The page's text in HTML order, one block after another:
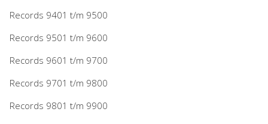
Records 9401 t/m 9500
Records 9501 t/m 9600
Records 9601 t/m 9700
Records 9701 t/m 9800
Records 9801 t/m 9900